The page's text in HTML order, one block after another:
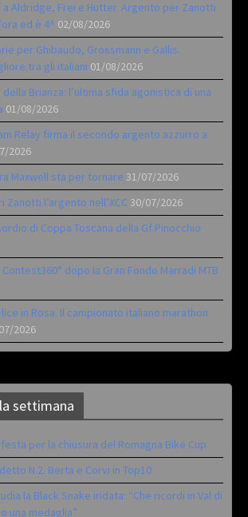
a Aldridge, Frei e Hutter. Argento per Zanotti
ed è 4^ 02/08/2026
per Ghibaudo, Grossmann e Gallis.
tra gli italiani 01/08/2026
della Brianza: l’ultima sfida agonistica di una
01/08/2026
Relay firma il secondo argento azzurro a
2026
Maxwell sta per tornare 31/07/2026
Zanotti l’argento nell’XCC 30/07/2026
di Coppa Toscana della Gf Pinocchio
dopo la Gran Fondo Marradi MTB
in Rosa. Il campionato italiano marathon
2026
settimana
per la chiusura del Romagna Bike Cup
N.2. Berta e Corvi in Top10
la Black Snake iridata: “Che ricordi in Val di
una medaglia”